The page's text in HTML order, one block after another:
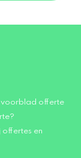
voorblad offerte
en